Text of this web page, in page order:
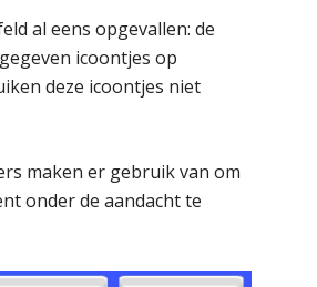
al eens opgevallen: de
icoontjes op
deze icoontjes niet
maken er gebruik van om
onder de aandacht te